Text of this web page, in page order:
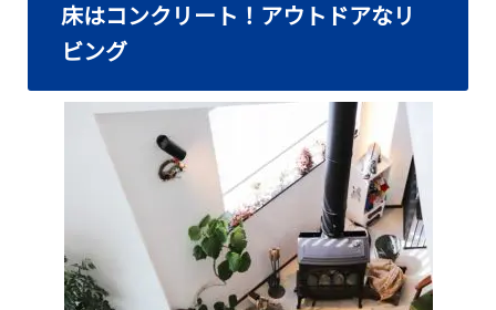
床はコンクリート！アウトドアなリ
ビング